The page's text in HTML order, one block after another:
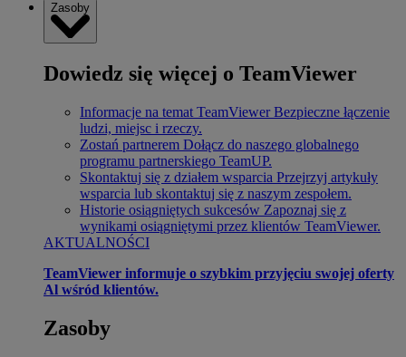
Zasoby
Dowiedz się więcej o TeamViewer
Informacje na temat TeamViewer Bezpieczne łączenie
ludzi, miejsc i rzeczy.
Zostań partnerem Dołącz do naszego globalnego
programu partnerskiego TeamUP.
Skontaktuj się z działem wsparcia Przejrzyj artykuły
wsparcia lub skontaktuj się z naszym zespołem.
Historie osiągniętych sukcesów Zapoznaj się z
wynikami osiągniętymi przez klientów TeamViewer.
AKTUALNOŚCI
TeamViewer informuje o szybkim przyjęciu swojej oferty
Al wśród klientów.
Zasoby